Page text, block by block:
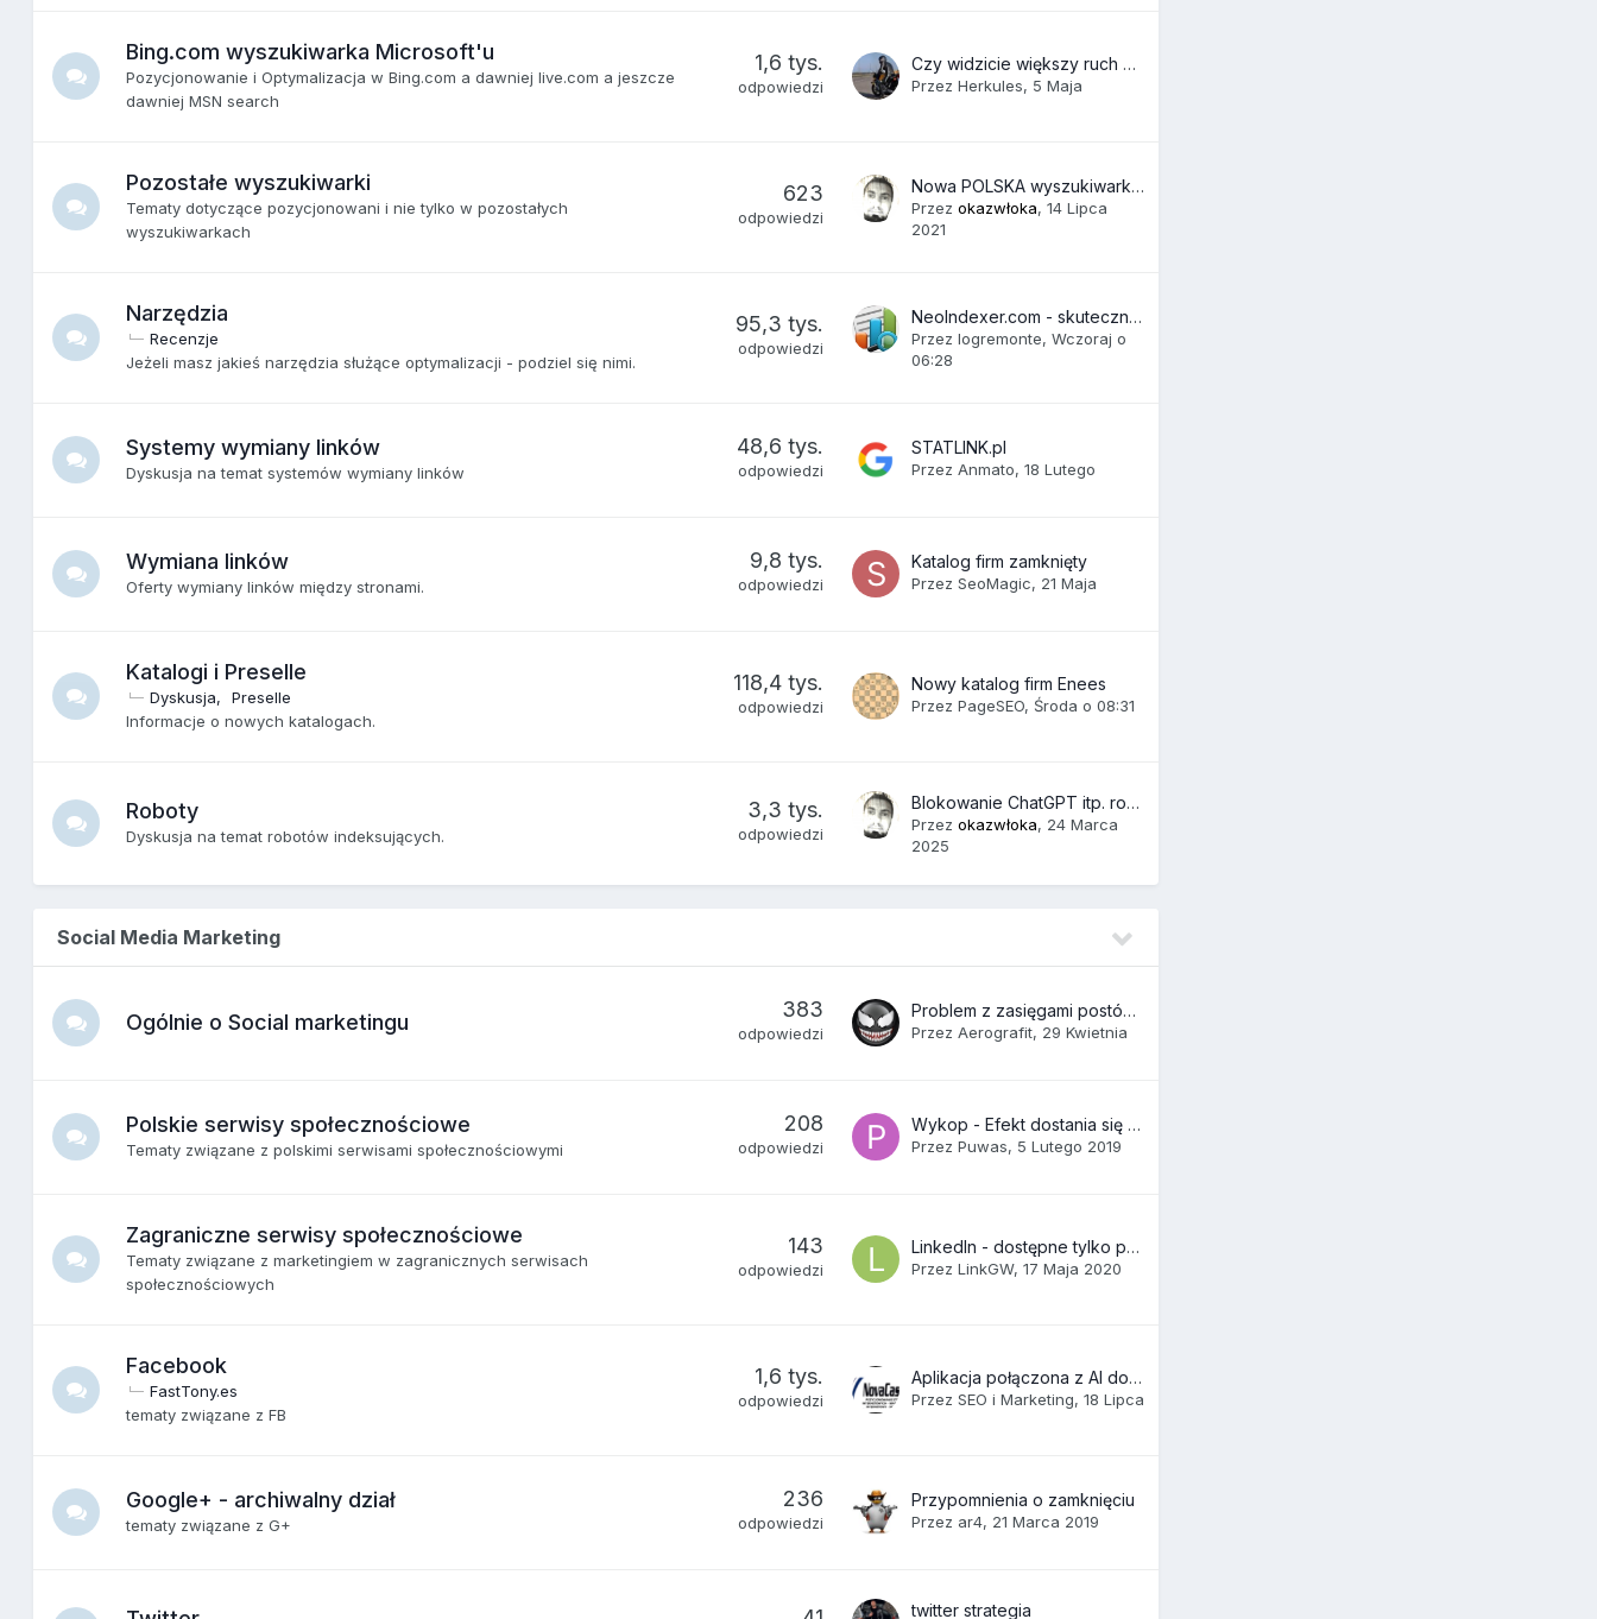
Bing.com wyszukiwarka Microsoft'u
Pozycjonowanie i Optymalizacja w Bing.com a dawniej live.com a jeszcze
dawniej MSN search
1,6 tys.
odpowiedzi
Czy widzicie większy ruch z Bing niż dawniej?
PrzezHerkules, 5 Maja
Pozostałe wyszukiwarki
Tematy dotyczące pozycjonowani i nie tylko w pozostałych
wyszukiwarkach
623
odpowiedzi
Nowa POLSKA wyszukiwarka - znajo.pl z naprawdę świetnymi wynikami!
Przezokazwłoka,14 Lipca
2021
Narzędzia
Recenzje
Jeżeli masz jakieś narzędzia służące optymalizacji - podziel się nimi.
95,3 tys.
odpowiedzi
NeoIndexer.com - skuteczne indeksowanie linków - promocja na start
Przezlogremonte,Wczoraj o
06:28
Systemy wymiany linków
Dyskusja na temat systemów wymiany linków
48,6 tys.
odpowiedzi
STATLINK.pl
PrzezAnmato,18 Lutego
Wymiana linków
Oferty wymiany linków między stronami.
9,8 tys.
odpowiedzi
Katalog firm zamknięty
PrzezSeoMagic, 21 Maja
Katalogi i Preselle
Dyskusja
Preselle
Informacje o nowych katalogach.
118,4 tys.
odpowiedzi
Nowy katalog firm Enees
PrzezPageSEO, Środa o 08:31
Roboty
Dyskusja na temat robotów indeksujących.
3,3 tys.
odpowiedzi
Blokowanie ChatGPT itp. robotów - czy to ma sens, jeśli moje strony i tak są już "wciągnięte" przez AI
Przezokazwłoka, 24 Marca
2025
Social Media Marketing
Ogólnie o Social marketingu
383
odpowiedzi
Problem z zasięgami postów na Fanpage
PrzezAerografit, 29 Kwietnia
Polskie serwisy społecznościowe
Tematy związane z polskimi serwisami społecznościowymi
208
odpowiedzi
Wykop - Efekt dostania się na stronę główną
PrzezPuwas, 5 Lutego 2019
Zagraniczne serwisy społecznościowe
Tematy związane z marketingiem w zagranicznych serwisach
społecznościowych
143
odpowiedzi
LinkedIn - dostępne tylko po zalogowaniu
PrzezLinkGW,17 Maja 2020
Facebook
FastTony.es
tematy związane z FB
1,6 tys.
odpowiedzi
Aplikacja połączona z AI do automatycznego publikowania na Facebook
PrzezSEO i Marketing,18 Lipca
Google+ - archiwalny dział
tematy związane z G+
236
odpowiedzi
Przypomnienia o zamknięciu
Przez ar4, 21 Marca 2019
twitter strategia